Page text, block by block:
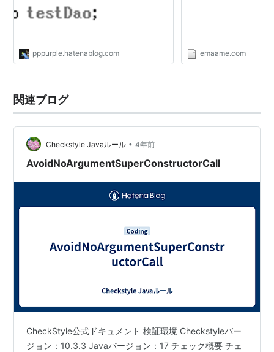
pppurple.hatenablog.com emaame.com
関連ブログ
Checkstyle Javaルール • 4年前
AvoidNoArgumentSuperConstructorCall
CheckStyle公式ドキュメント 検証環境 Checkstyleバー
ジョン：10.3.3 Javaバージョン：17 チェック概要 チェ